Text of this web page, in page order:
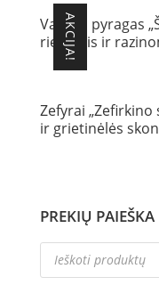
AKCIJA!
Vaflinis pyragas
riešutais ir
Zefyrai „Zefirkino
ir grietinėlės
PREKIŲ PAIEŠKA
Products